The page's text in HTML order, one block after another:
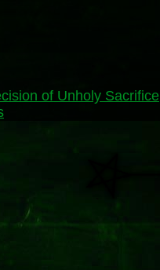
of Unholy Sacrifice